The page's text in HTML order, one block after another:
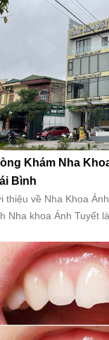
Khám Nha
Bình
thiệu về Nha Khoa
Nha khoa Ánh Tuyết